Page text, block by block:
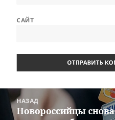
САЙТ
Навигация
записям
НАЗАД
Предыдущая
Новороссийцы